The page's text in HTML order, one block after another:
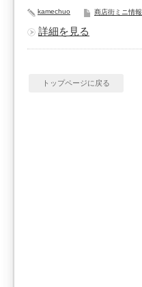
kamechuo 商店街ミニ情報
詳細を見る
トップページに戻る